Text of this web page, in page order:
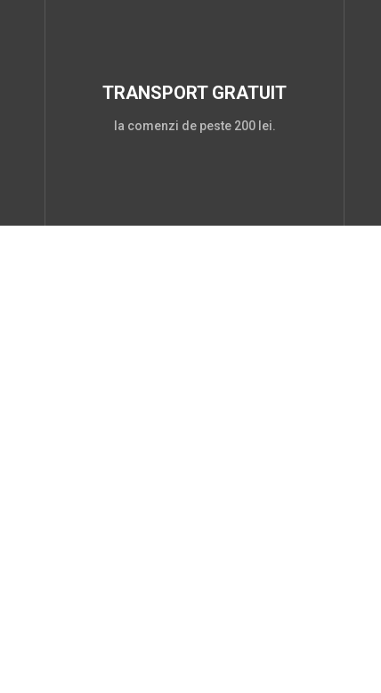
TRANSPORT GRATUIT
la comenzi de peste 200 lei.